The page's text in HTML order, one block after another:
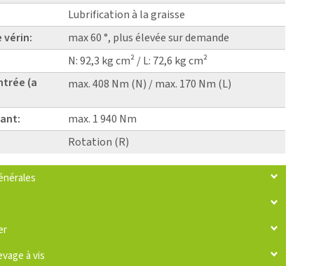
Lubrification à la graisse
vérin:
max 60 °, plus élevée sur demande
N: 92,3 kg cm² / L: 72,6 kg cm²
(a
max. 408 Nm (N) / max. 170 Nm (L)
max. 1 940 Nm
Rotation (R)
à vis